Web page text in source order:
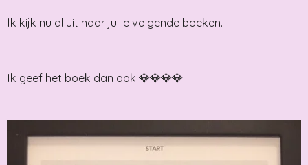
Ik kijk nu al uit naar jullie volgende boeken.
Ik geef het boek dan ook 💎💎💎💎.